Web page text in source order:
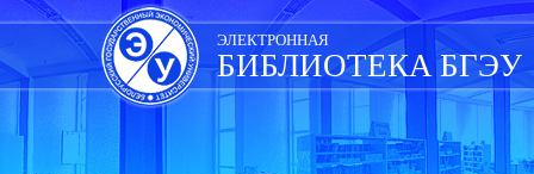
Skip
navigation
ЭЛЕКТРОННАЯ
БИБЛИОТЕКА БГЭУ